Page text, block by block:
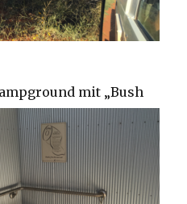
mit „Bush